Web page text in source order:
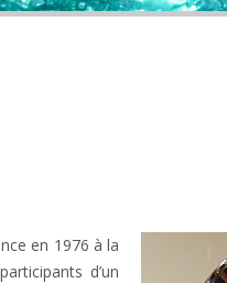
en 1976 à la
d’un